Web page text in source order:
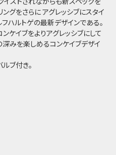
グをさらに アグレッシブにスタイ
ハルトゲの最新デザインである。
ケイブをよりアグレッシブにして
みを楽しめるコンケイブデザイ
ブ付き。